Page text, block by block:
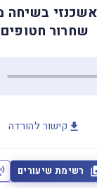
שחרור חטופים
קישור להורדה
רשימת שיעורים